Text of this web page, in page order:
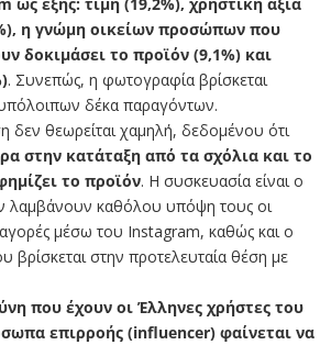
η γνώμη οικείων προσώπων που
δοκιμάσει το προϊόν (9,1%) και
. Συνεπώς, η φωτογραφία βρίσκεται
δέκα παραγόντων.
δεν θεωρείται χαμηλή, δεδομένου ότι
στην κατάταξη από τα σχόλια και το
το προϊόν. Η συσκευασία είναι ο
λαμβάνουν καθόλου υπόψη τους οι
αγορές μέσω του Instagram, καθώς και ο
βρίσκεται στην προτελευταία θέση με
που έχουν οι Έλληνες χρήστες του
επιρροής (influencer) φαίνεται να